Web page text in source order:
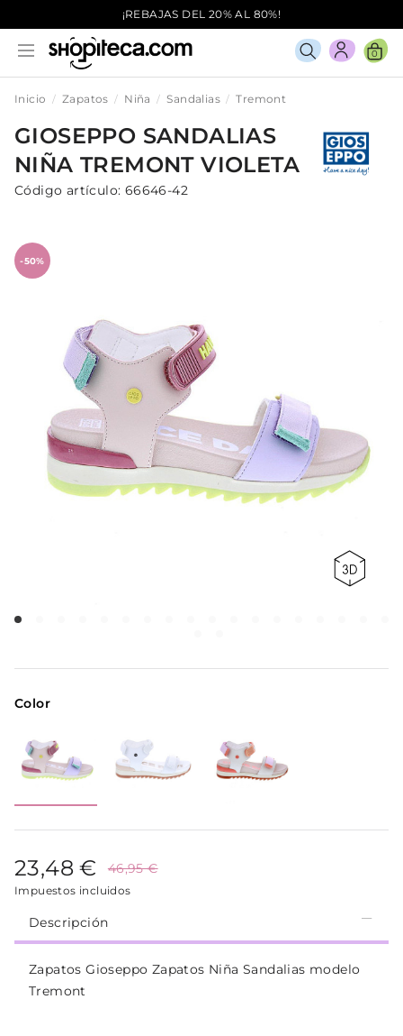
¡REBAJAS DEL 20% AL 80%!
0
Inicio Zapatos Niña Sandalias Tremont
GIOSEPPO SANDALIAS
NIÑA TREMONTVIOLETA
Código artículo: 66646-42
-50%
Color
23,48 € 46,95 €
Impuestos incluidos
Descripción
Zapatos Gioseppo Zapatos Niña Sandalias modelo
Tremont